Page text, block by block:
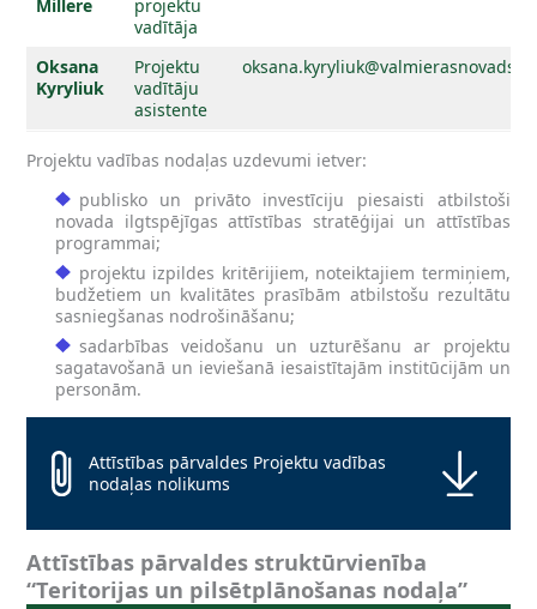
Millere
projektu
vadītāja
Oksana
Kyryliuk
Projektu
vadītāju
asistente
oksana.kyryliuk@valmierasnovads.lv
Projektu vadības nodaļas uzdevumi ietver:
publisko un privāto investīciju piesaisti atbilstoši
novada ilgtspējīgas attīstības stratēģijai un attīstības
programmai;
projektu izpildes kritērijiem, noteiktajiem termiņiem,
budžetiem un kvalitātes prasībām atbilstošu rezultātu
sasniegšanas nodrošināšanu;
sadarbības veidošanu un uzturēšanu ar projektu
sagatavošanā un ieviešanā iesaistītajām institūcijām un
personām.
Attīstības pārvaldes Projektu vadības
nodaļas nolikums
Attīstības pārvaldes struktūrvienība
“Teritorijas un pilsētplānošanas nodaļa”